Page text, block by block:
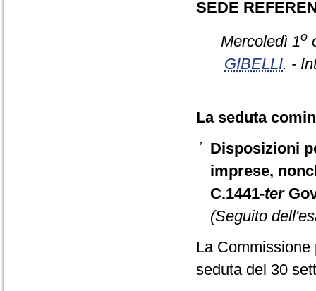
SEDE
Mercoledì 1o
GIBELLI. -
La seduta
Disposizioni
imprese,
C.1441-ter
(Seguito
La
seduta del 30